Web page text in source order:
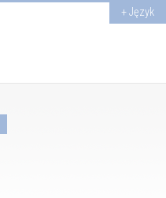
+ Język